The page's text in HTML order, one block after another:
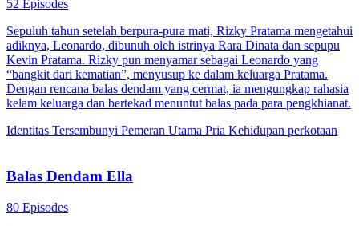
52 Episodes
Sepuluh tahun setelah berpura-pura mati, Rizky Pratama mengetahui
adiknya, Leonardo, dibunuh oleh istrinya Rara Dinata dan sepupu
Kevin Pratama. Rizky pun menyamar sebagai Leonardo yang
“bangkit dari kematian”, menyusup ke dalam keluarga Pratama.
Dengan rencana balas dendam yang cermat, ia mengungkap rahasia
kelam keluarga dan bertekad menuntut balas pada para pengkhianat.
Identitas Tersembunyi Pemeran Utama Pria Kehidupan perkotaan
Balas Dendam Ella
80 Episodes